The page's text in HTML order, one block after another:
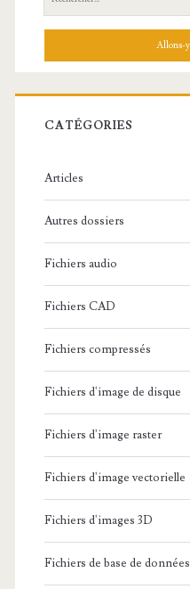
e
h
r
c
:
CATÉGORIES
Articles
Autres dossiers
Fichiers audio
Fichiers CAD
Fichiers compressés
Fichiers d'image de disque
Fichiers d'image raster
Fichiers d'image vectorielle
Fichiers d'images 3D
Fichiers de base de données